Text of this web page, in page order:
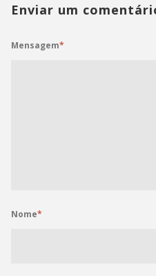
Enviar um
Mensagem*
Nome*